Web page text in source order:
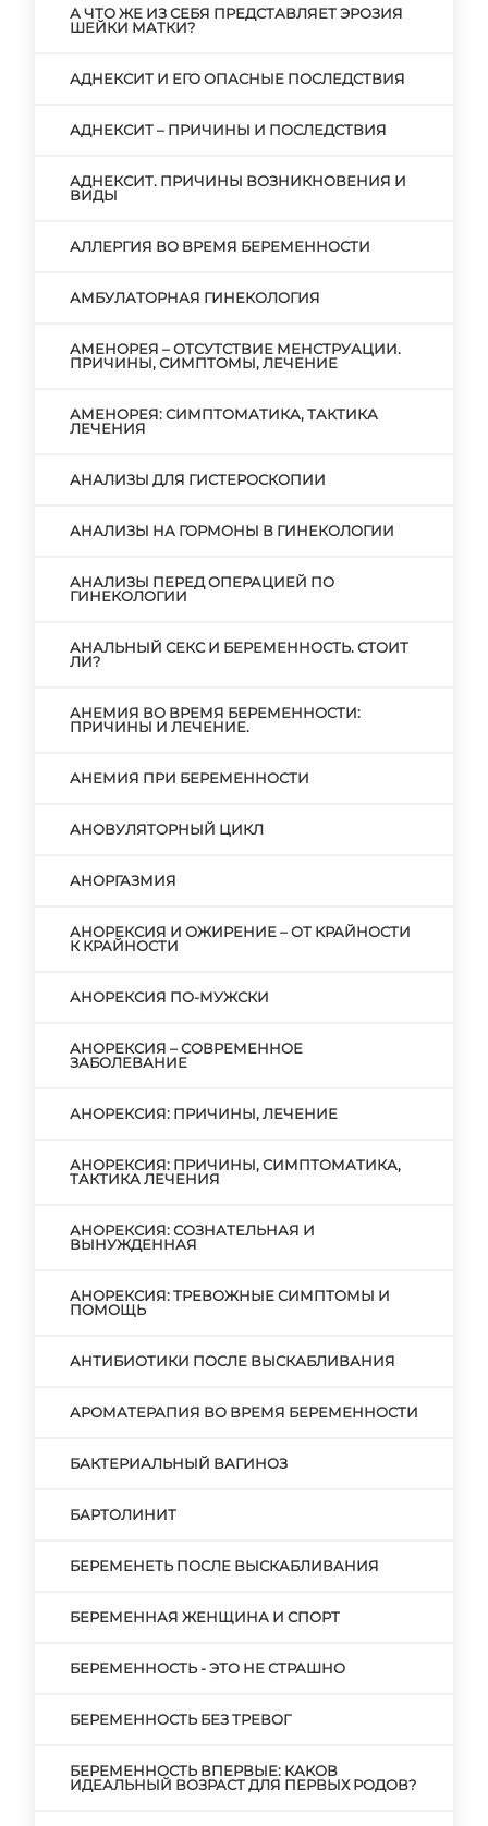
А ЧТО ЖЕ ИЗ СЕБЯ ПРЕДСТАВЛЯЕТ ЭРОЗИЯ
ШЕЙКИ МАТКИ?
АДНЕКСИТ И ЕГО ОПАСНЫЕ ПОСЛЕДСТВИЯ
АДНЕКСИТ – ПРИЧИНЫ И ПОСЛЕДСТВИЯ
АДНЕКСИТ. ПРИЧИНЫ ВОЗНИКНОВЕНИЯ И
ВИДЫ
АЛЛЕРГИЯ ВО ВРЕМЯ БЕРЕМЕННОСТИ
АМБУЛАТОРНАЯ ГИНЕКОЛОГИЯ
АМЕНОРЕЯ – ОТСУТСТВИЕ МЕНСТРУАЦИИ.
ПРИЧИНЫ, СИМПТОМЫ, ЛЕЧЕНИЕ
АМЕНОРЕЯ: СИМПТОМАТИКА, ТАКТИКА
ЛЕЧЕНИЯ
АНАЛИЗЫ ДЛЯ ГИСТЕРОСКОПИИ
АНАЛИЗЫ НА ГОРМОНЫ В ГИНЕКОЛОГИИ
АНАЛИЗЫ ПЕРЕД ОПЕРАЦИЕЙ ПО
ГИНЕКОЛОГИИ
АНАЛЬНЫЙ СЕКС И БЕРЕМЕННОСТЬ. СТОИТ
ЛИ?
АНЕМИЯ ВО ВРЕМЯ БЕРЕМЕННОСТИ:
ПРИЧИНЫ И ЛЕЧЕНИЕ.
АНЕМИЯ ПРИ БЕРЕМЕННОСТИ
АНОВУЛЯТОРНЫЙ ЦИКЛ
АНОРГАЗМИЯ
АНОРЕКСИЯ И ОЖИРЕНИЕ – ОТ КРАЙНОСТИ
К КРАЙНОСТИ
АНОРЕКСИЯ ПО-МУЖСКИ
АНОРЕКСИЯ – СОВРЕМЕННОЕ
ЗАБОЛЕВАНИЕ
АНОРЕКСИЯ: ПРИЧИНЫ, ЛЕЧЕНИЕ
АНОРЕКСИЯ: ПРИЧИНЫ, СИМПТОМАТИКА,
ТАКТИКА ЛЕЧЕНИЯ
АНОРЕКСИЯ: СОЗНАТЕЛЬНАЯ И
ВЫНУЖДЕННАЯ
АНОРЕКСИЯ: ТРЕВОЖНЫЕ СИМПТОМЫ И
ПОМОЩЬ
АНТИБИОТИКИ ПОСЛЕ ВЫСКАБЛИВАНИЯ
АРОМАТЕРАПИЯ ВО ВРЕМЯ БЕРЕМЕННОСТИ
БАКТЕРИАЛЬНЫЙ ВАГИНОЗ
БАРТОЛИНИТ
БЕРЕМЕНЕТЬ ПОСЛЕ ВЫСКАБЛИВАНИЯ
БЕРЕМЕННАЯ ЖЕНЩИНА И СПОРТ
БЕРЕМЕННОСТЬ - ЭТО НЕ СТРАШНО
БЕРЕМЕННОСТЬ БЕЗ ТРЕВОГ
БЕРЕМЕННОСТЬ ВПЕРВЫЕ: КАКОВ
ИДЕАЛЬНЫЙ ВОЗРАСТ ДЛЯ ПЕРВЫХ РОДОВ?